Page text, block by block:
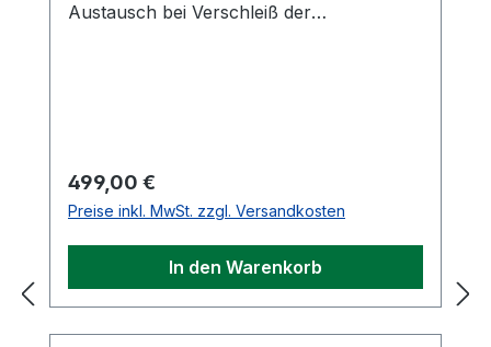
Austausch bei Verschleiß der
Regulärer Preis:
499,00 €
Preise inkl. MwSt. zzgl. Versandkosten
In den Warenkorb